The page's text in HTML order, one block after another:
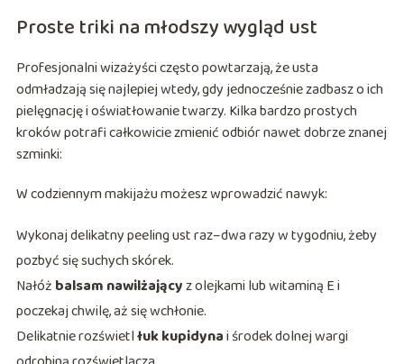
Proste triki na młodszy wygląd ust
Profesjonalni wizażyści często powtarzają, że usta
odmładzają się najlepiej wtedy, gdy jednocześnie zadbasz o ich
pielęgnację i oświatłowanie twarzy. Kilka bardzo prostych
kroków potrafi całkowicie zmienić odbiór nawet dobrze znanej
szminki:
W codziennym makijażu możesz wprowadzić nawyk:
Wykonaj delikatny peeling ust raz–dwa razy w tygodniu, żeby
pozbyć się suchych skórek.
Nałóż balsam nawilżającyz olejkami lub witaminą E i
poczekaj chwilę, aż się wchłonie.
Delikatnie rozświetlłuk kupidynai środek dolnej wargi